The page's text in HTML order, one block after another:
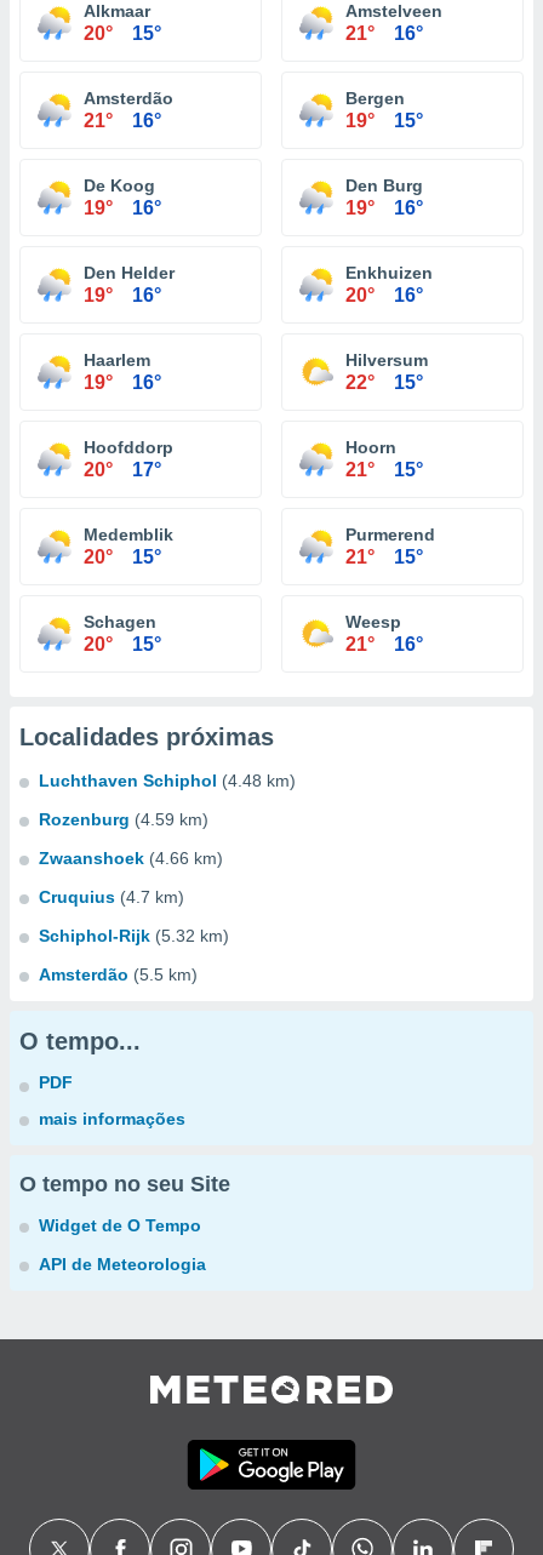
Alkmaar
20° 15°
Amstelveen
21° 16°
Amsterdão
21° 16°
Bergen
19° 15°
De Koog
19° 16°
Den Burg
19° 16°
Den Helder
19° 16°
Enkhuizen
20° 16°
Haarlem
19° 16°
Hilversum
22° 15°
Hoofddorp
20° 17°
Hoorn
21° 15°
Medemblik
20° 15°
Purmerend
21° 15°
Schagen
20° 15°
Weesp
21° 16°
Localidades próximas
Luchthaven Schiphol (4.48 km)
Rozenburg (4.59 km)
Zwaanshoek (4.66 km)
Cruquius (4.7 km)
Schiphol-Rijk (5.32 km)
Amsterdão (5.5 km)
O tempo...
PDF
mais informações
O tempo no seu Site
Widget de O Tempo
API de Meteorologia